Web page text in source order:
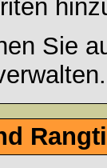
Sie